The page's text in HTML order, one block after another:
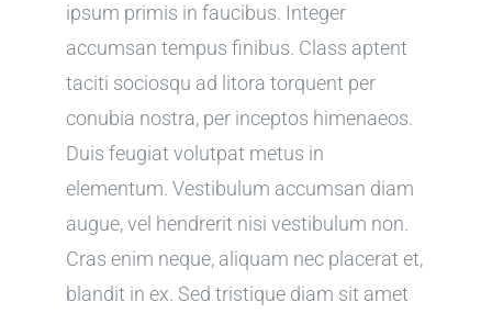
ipsum primis in faucibus. Integer
accumsan tempus finibus. Class aptent
taciti sociosqu ad litora torquent per
conubia nostra, per inceptos himenaeos.
Duis feugiat volutpat metus in
elementum. Vestibulum accumsan diam
augue, vel hendrerit nisi vestibulum non.
Cras enim neque, aliquam nec placerat et,
blandit in ex. Sed tristique diam sit amet